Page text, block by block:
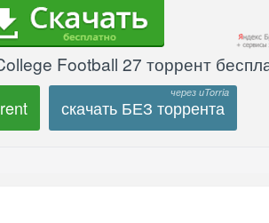
Football 27 торрент
скачать БЕЗ торрента